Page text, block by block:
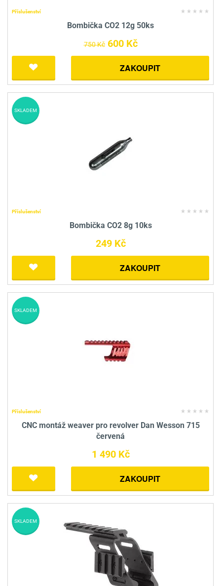
Příslušenství
Bombička CO2 12g 50ks
750 Kč 600 Kč
ZAKOUPIT
Příslušenství
Bombička CO2 8g 10ks
249 Kč
ZAKOUPIT
SKLADEM
Příslušenství
CNC montáž weaver pro revolver Dan Wesson 715
červená
1 490 Kč
ZAKOUPIT
SKLADEM
SKLADEM